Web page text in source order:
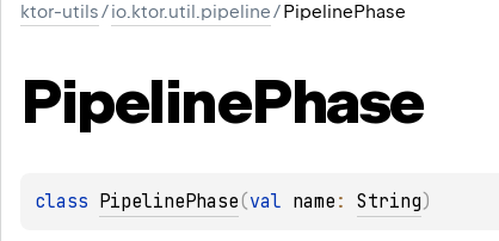
ktor-utils/io.ktor.util.pipeline/PipelinePhase
PipelinePhase
class PipelinePhase(val name : String)